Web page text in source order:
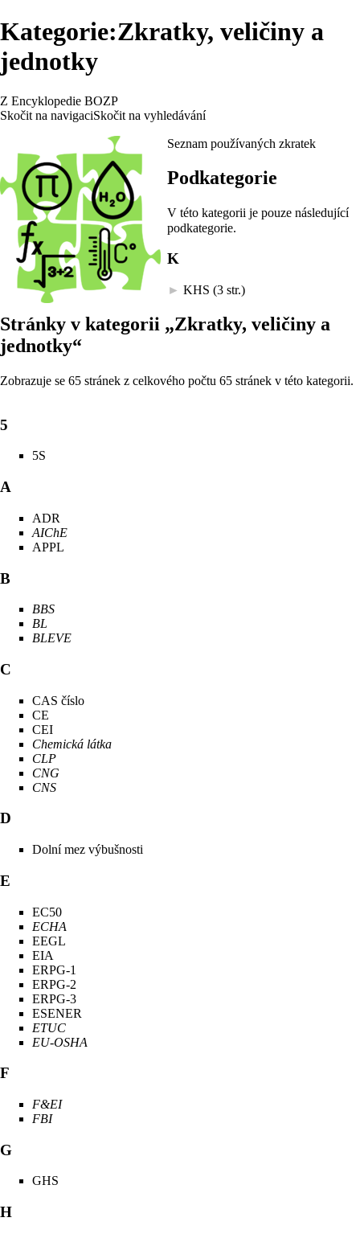
Kategorie:Zkratky, veličiny a
jednotky
Z Encyklopedie BOZP
Skočit na navigaciSkočit na vyhledávání
Seznam používaných zkratek
Podkategorie
V této kategorii je pouze následující
podkategorie.
K
► KHS (3 str.)
Stránky v kategorii „Zkratky, veličiny a
jednotky“
Zobrazuje se 65 stránek z celkového počtu 65 stránek v této kategorii.
5
5S
A
ADR
AIChE
APPL
B
BBS
BL
BLEVE
C
CAS číslo
CE
CEI
Chemická látka
CLP
CNG
CNS
D
Dolní mez výbušnosti
E
EC50
ECHA
EEGL
EIA
ERPG-1
ERPG-2
ERPG-3
ESENER
ETUC
EU-OSHA
F
F&EI
FBI
G
GHS
H